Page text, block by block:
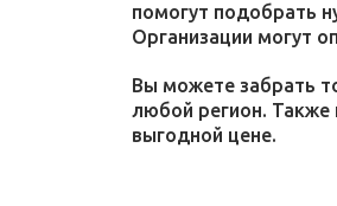
помогут подобрать
Организации могут
Вы можете забрать
любой регион. Также
выгодной цене.